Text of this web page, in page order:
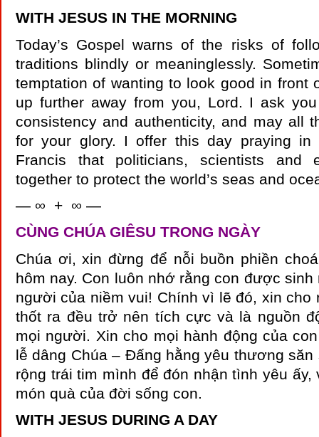
WITH JESUS IN THE MORNING
Today’s Gospel warns of the risks of
traditions blindly or meaninglessly.
temptation of wanting to look good in front
up further away from you, Lord. I ask
consistency and authenticity, and may all
for your glory. I offer this day praying in
Francis that politicians, scientists and
together to protect the world’s seas and
— ∞ + ∞ —
CÙNG CHÚA GIÊSU TRONG NGÀY
Chúa ơi, xin đừng để nỗi buồn phiền
hôm nay. Con luôn nhớ rằng con được
người của niềm vui! Chính vì lẽ đó, xin cho
thốt ra đều trở nên tích cực và là nguồn
mọi người. Xin cho mọi hành động của
lễ dâng Chúa – Đấng hằng yêu thương
rộng trái tim mình để đón nhận tình yêu
món quà của đời sống con.
WITH JESUS DURING A DAY